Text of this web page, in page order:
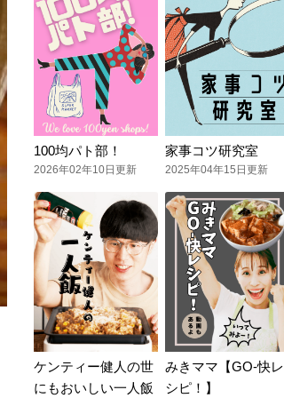
100均パト部！
2026年02年10日更新
家事コツ研究室
2025年04年15日更新
ケンティー健人の世
にもおいしい一人飯
みきママ【GO-快レ
シピ！】